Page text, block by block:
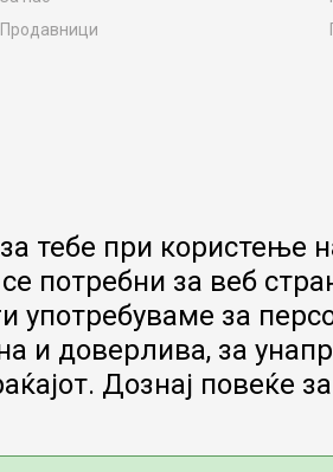
Продавници
Гаранција за производ
Ценовник
тебе при користење
потребни за веб
за
и доверлива, за
Дознај повеќе за